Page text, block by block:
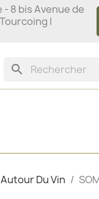
- 8 bis Avenue de
|
search
Du Vin